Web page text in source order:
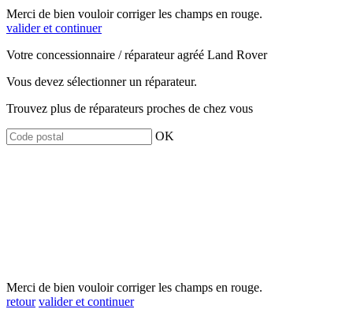
Merci de bien vouloir corriger les champs en rouge.
valider et continuer
Votre concessionnaire / réparateur agréé Land Rover
Vous devez sélectionner un réparateur.
Trouvez plus de réparateurs proches de chez vous
OK
Merci de bien vouloir corriger les champs en rouge.
retour valider et continuer